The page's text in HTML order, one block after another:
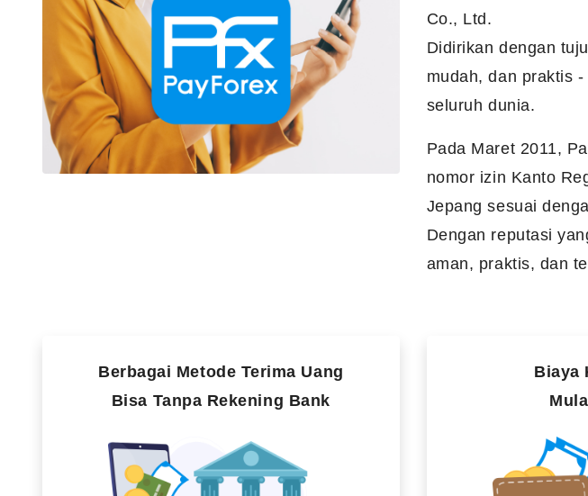
Co., Ltd.
Didirikan dengan
mudah, dan praktis
seluruh dunia.
Pada Maret 2011,
nomor izin Kanto
Jepang sesuai
Dengan reputasi
aman, praktis, dan
Berbagai Metode Terima Uang
Bisa Tanpa Rekening Bank
Biaya